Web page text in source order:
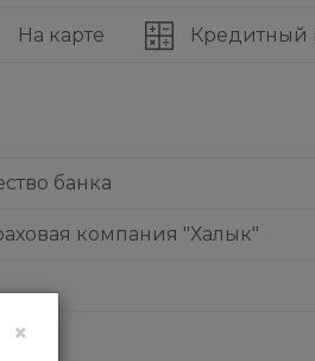
На карте Кредитный
банка
компания "Халык"
×